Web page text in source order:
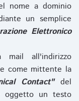
nome a dominio
un semplice
Elettronico
all'indirizzo
come mittente la
Contact"del
oggetto un testo